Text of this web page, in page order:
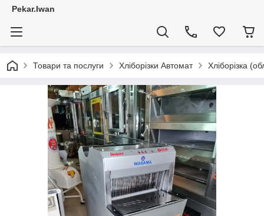
Pekar.Iwan
Товари та послуги Хліборізки Автомат Хліборізка